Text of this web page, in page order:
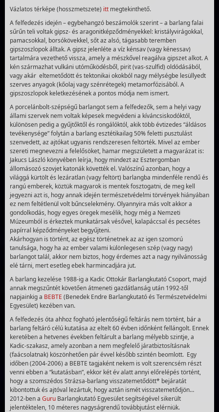
Vázlatos térképe (hosszmetszete) itt megtekinthető.
A felfedezés idején – egybehangzó beszámolók szerint – a barlang falai
sűrűn teli voltak gipsz- és aragonitképződményekkel: kristályvirágokkal,
pamacsokkal, borsókövekkel, sőt az alsó, tágasabb teremben
gipszoszlopok álltak. A gipsz jelenléte a víz kénsav (vagy kénessav)
tartalmára vezethető vissza, amely a mészkővel reagálva gipszet alkot. A
kén származhat vulkáni utóműködésből, pirit (vas-szulfid) oldódásából,
vagy akár eltemetődött és tektonikai okokból nagy mélységbe lesüllyedt
szerves anyagok (kőolaj vagy szénrétegek) metamorfózisából. A
gipszoszlopok keletkezésének a pontos módja nem ismert.
A porcelánbolt-szépségű barlangot sem a felfedezők, sem a helyi vagy
állami szervek nem voltak képesek megvédeni a kíváncsiskodóktól,
különösen pedig a gyűjtőktől és rongálóktól, akik több évtizedes “áldásos
tevékenysége” folytán a barlang esztétikailag 50% feletti pusztulást
szenvedett, az ajtókat ugyanis rendszeresen feltörték. Mivel az ember
szereti megnevezni a felelősöket, hamar megszületett a magyarázat is:
Jakucs László könyvében leírja, hogy mindezt az Esztergomban
állomásozó szovjet katonák követték el. Valószínű azonban, hogy a
világgá kürtölt és lezáratlan (vagy feltört) barlangba mindenféle rendű és
rangú emberek, köztük magyarok is mentek fosztogatni, de meg kell
jegyezni azt is, hogy annak idején természetvédelmi törvények hiányában
ez nem feltétlenül volt bűncselekmény. Olyannyira más volt akkor a
gondolkodás, hogy egyes öregek mesélik, hogy még a Nemzeti
Múzeumból is érkeztek munkatársak vésővel, kalapáccsal és pecsétes
papírral képződményeket begyűjteni.
Akárhogyan is történt, az egész történetnek az az igen szomorú
tanulsága, hogy ha az ember valami különlegesen szép (vagy nagy)
barlangot talál, akkor nem biztos, hogy érdemes azt a nagy nyilvánosság
elé tárni, mert esetleg ebek harmincadjára jut.
A barlang kezelése 1988-ig a Kadic Ottokár Barlangkutató Csoport, majd
annak megszűntét követően átmeneti gazdátlanság után 1992-től
napjainkig a BEBTE (Benedek Endre Barlangkutató és Természetvédelmi
Egyesület) kezében van.
A felfedezés óta ahhoz fogható jelentőségű feltárás nem történt, bár a
barlang feltáró célú kutatása az eltelt 60 évben időnként fellángolt. Ennek
keretében a hetvenes években feltárult a barlang mélyebb szintje, a
Kadic-szakasz, amely azonban a nem megfelelő járatbiztosításnak
(faácsolatnak) köszönhetően pár évvel később szintén beomlott. Egy
időben (2004-2006) a BEBTE tagjaként nekem is volt szerencsém részt
venni ebben a “kutatásban”, ekkor két év alatt annyi előrelépés történt,
hogy a szomszédos Strázsa-barlang visszatemetődött* bejáratát
kibontottuk és ajtóval lezártuk, hogy aztán ismét visszatemetődjön…
2012-ben a Guru Barlangkutató Egyesület segítségével sikerült
jelentéktelen, 10 méteres nagyságrendű továbbjutást elérniük.